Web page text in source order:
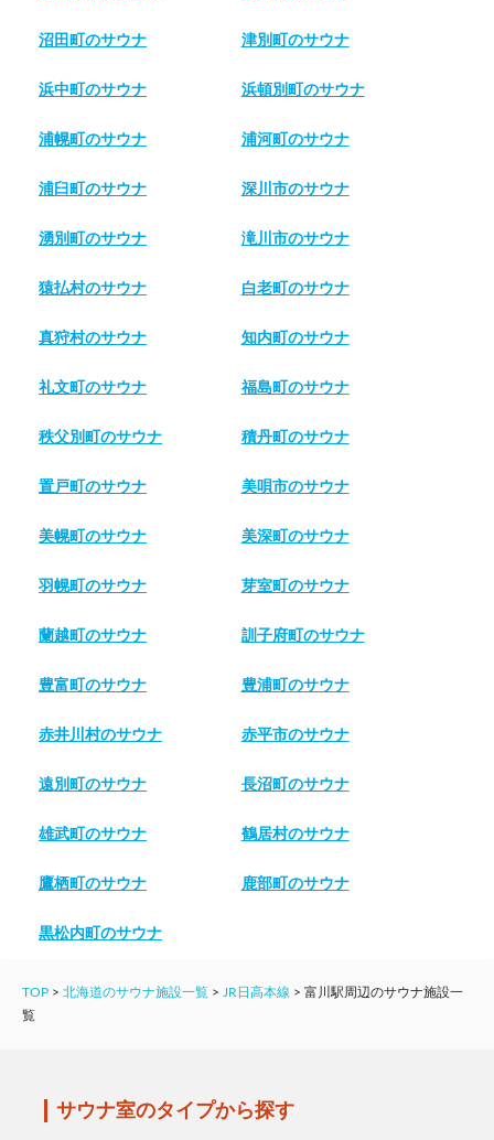
沼田町のサウナ 津別町のサウナ
浜中町のサウナ 浜頓別町のサウナ
浦幌町のサウナ 浦河町のサウナ
浦臼町のサウナ 深川市のサウナ
湧別町のサウナ 滝川市のサウナ
猿払村のサウナ 白老町のサウナ
真狩村のサウナ 知内町のサウナ
礼文町のサウナ 福島町のサウナ
秩父別町のサウナ 積丹町のサウナ
置戸町のサウナ 美唄市のサウナ
美幌町のサウナ 美深町のサウナ
羽幌町のサウナ 芽室町のサウナ
蘭越町のサウナ 訓子府町のサウナ
豊富町のサウナ 豊浦町のサウナ
赤井川村のサウナ 赤平市のサウナ
遠別町のサウナ 長沼町のサウナ
雄武町のサウナ 鶴居村のサウナ
鷹栖町のサウナ 鹿部町のサウナ
黒松内町のサウナ
TOP > 北海道のサウナ施設一覧 > JR日高本線 > 富川駅周辺のサウナ施設一
覧
サウナ室のタイプから探す